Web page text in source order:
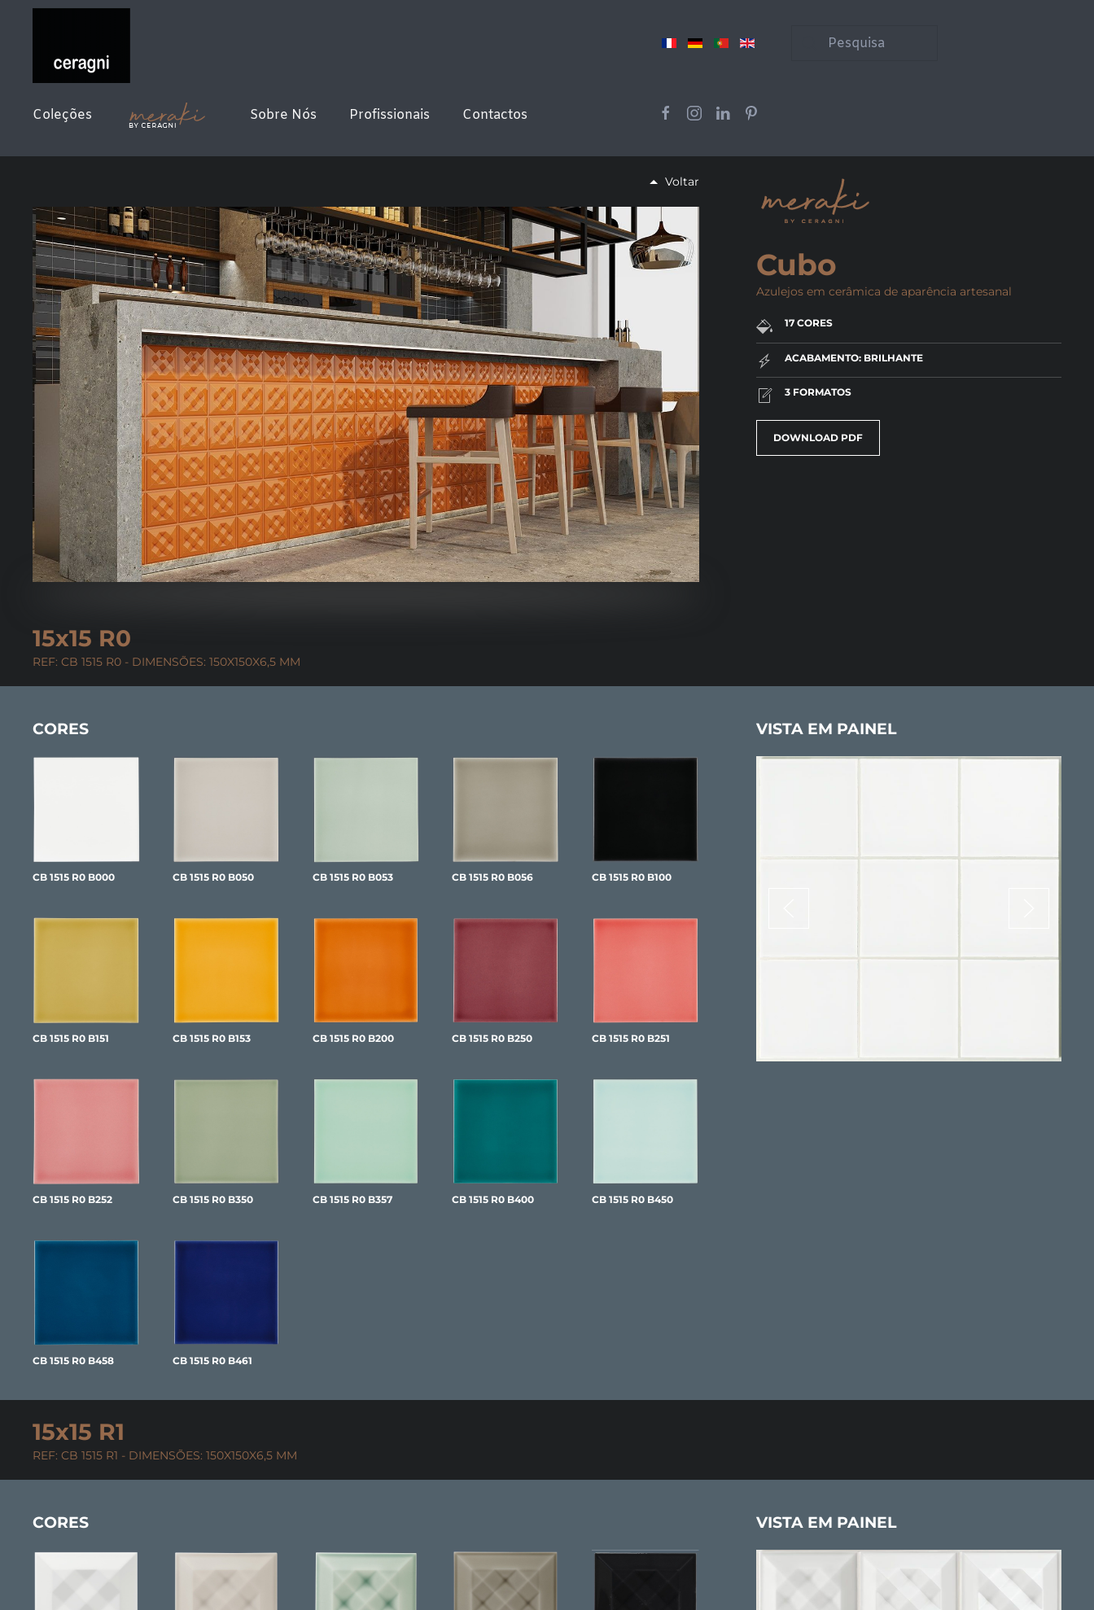
Coleções Sobre Nós Profissionais Contactos
Voltar
Cubo
Azulejos em cerâmica de aparência artesanal
17 CORES
ACABAMENTO: BRILHANTE
3 FORMATOS
DOWNLOAD PDF
15x15 R0
REF: CB 1515 R0 - DIMENSÕES: 150X150X6,5 MM
CORES
CB 1515 R0 B000 CB 1515 R0 B050 CB 1515 R0 B053 CB 1515 R0 B056 CB 1515 R0 B100
CB 1515 R0 B151 CB 1515 R0 B153 CB 1515 R0 B200 CB 1515 R0 B250 CB 1515 R0 B251
CB 1515 R0 B252 CB 1515 R0 B350 CB 1515 R0 B357 CB 1515 R0 B400 CB 1515 R0 B450
CB 1515 R0 B458 CB 1515 R0 B461
VISTA EM PAINEL
15x15 R1
REF: CB 1515 R1 - DIMENSÕES: 150X150X6,5 MM
CORES VISTA EM PAINEL